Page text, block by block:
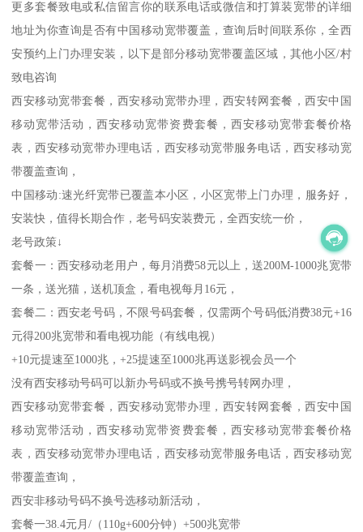
更多套餐致电或私信留言你的联系电话或微信和打算装宽带的详细
地址为你查询是否有中国移动宽带覆盖，查询后时间联系你，全西
安预约上门办理安装，以下是部分移动宽带覆盖区域，其他小区/村
致电咨询
西安移动宽带套餐，西安移动宽带办理，西安转网套餐，西安中国
移动宽带活动，西安移动宽带资费套餐，西安移动宽带套餐价格
表，西安移动宽带办理电话，西安移动宽带服务电话，西安移动宽
带覆盖查询，
中国移动:速光纤宽带已覆盖本小区，小区宽带上门办理，服务好，
安装快，值得长期合作，老号码安装费元，全西安统一价，
老号政策↓
套餐一：西安移动老用户，每月消费58元以上，送200M-1000兆宽带
一条，送光猫，送机顶盒，看电视每月16元，
套餐二：西安老号码，不限号码套餐，仅需两个号码低消费38元+16
元得200兆宽带和看电视功能（有线电视）
+10元提速至1000兆，+25提速至1000兆再送影视会员一个
没有西安移动号码可以新办号码或不换号携号转网办理，
西安移动宽带套餐，西安移动宽带办理，西安转网套餐，西安中国
移动宽带活动，西安移动宽带资费套餐，西安移动宽带套餐价格
表，西安移动宽带办理电话，西安移动宽带服务电话，西安移动宽
带覆盖查询，
西安非移动号码不换号选移动新活动，
套餐一38.4元月/（110g+600分钟）+500兆宽带